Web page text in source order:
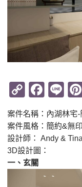
Copy
Link
案件名稱：內湖林宅-
案件風格：簡約&無
設計師： Andy & Tina
3D設計圖：
一、玄關